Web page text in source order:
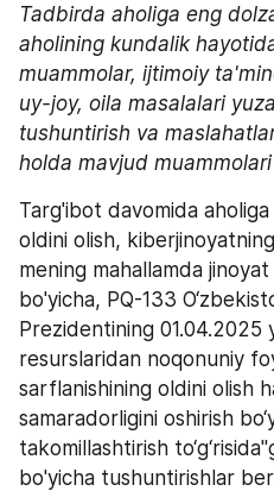
Tadbirda aholiga eng
aholining kundalik
muammolar, ijtimoiy
uy-joy, oila masalalari
tushuntirish va
holda mavjud
Targ'ibot davomida
oldini olish,
mening mahallamda
bo'yicha, PQ-133
Prezidentining 01.04.2025
resurslaridan noqonuniy
sarflanishining oldini olish
samaradorligini oshirish
takomillashtirish
bo'yicha tushuntirishlar